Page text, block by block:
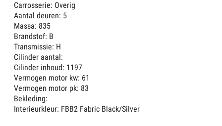
Carrosserie: Overig
Aantal deuren: 5
Massa: 835
Brandstof: B
Transmissie: H
Cilinder aantal:
Cilinder inhoud: 1197
Vermogen motor kw: 61
Vermogen motor pk: 83
Bekleding:
Interieurkleur: FBB2 Fabric Black/Silver